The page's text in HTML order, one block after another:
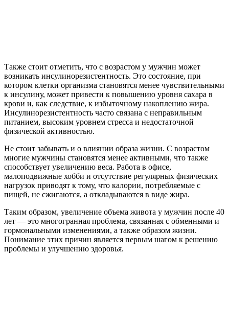
Также стоит отметить, что с возрастом у мужчин может
возникать инсулинорезистентность. Это состояние, при
котором клетки организма становятся менее чувствительными
к инсулину, может привести к повышению уровня сахара в
крови и, как следствие, к избыточному накоплению жира.
Инсулинорезистентность часто связана с неправильным
питанием, высоким уровнем стресса и недостаточной
физической активностью.
Не стоит забывать и о влиянии образа жизни. С возрастом
многие мужчины становятся менее активными, что также
способствует увеличению веса. Работа в офисе,
малоподвижные хобби и отсутствие регулярных физических
нагрузок приводят к тому, что калории, потребляемые с
пищей, не сжигаются, а откладываются в виде жира.
Таким образом, увеличение объема живота у мужчин после 40
лет — это многогранная проблема, связанная с обменными и
гормональными изменениями, а также образом жизни.
Понимание этих причин является первым шагом к решению
проблемы и улучшению здоровья.